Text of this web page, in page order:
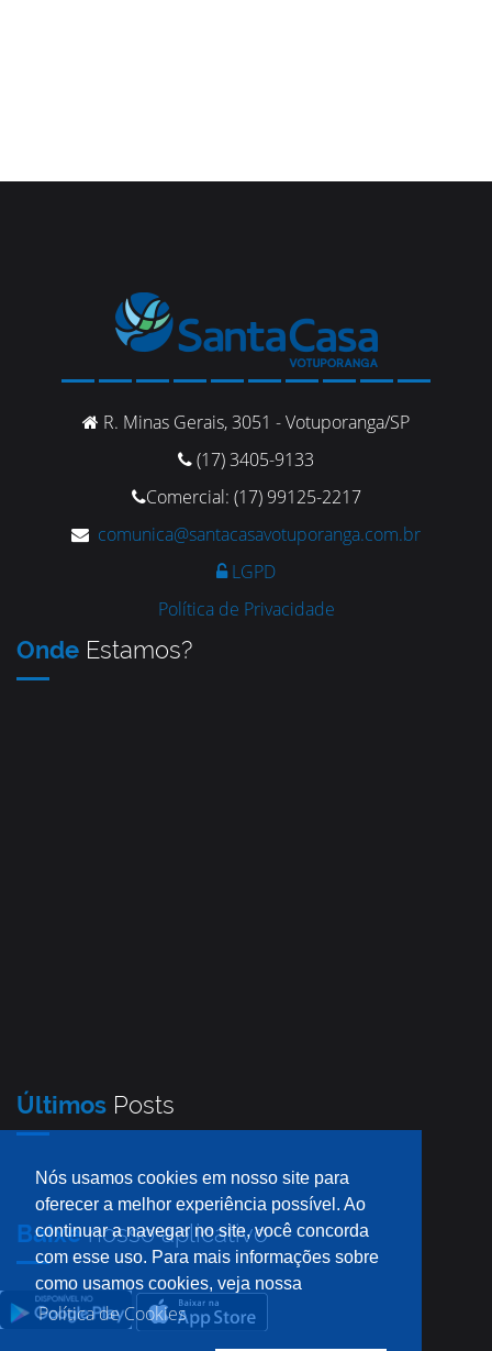
Nós usamos cookies em nosso site para
oferecer a melhor experiência possível. Ao
continuar a navegar no site, você concorda
com esse uso. Para mais informações sobre
como usamos cookies, veja nossa
Política de Cookies
R. Minas Gerais, 3051 - Votuporanga/SP
(17) 3405-9133
Comercial: (17) 99125-2217
comunica@santacasavotuporanga.com.br
LGPD
Política de Privacidade
Onde Estamos?
Últimos Posts
Baixenosso aplicativo